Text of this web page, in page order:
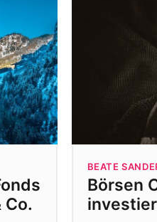
Co.
BEATE
Börsen